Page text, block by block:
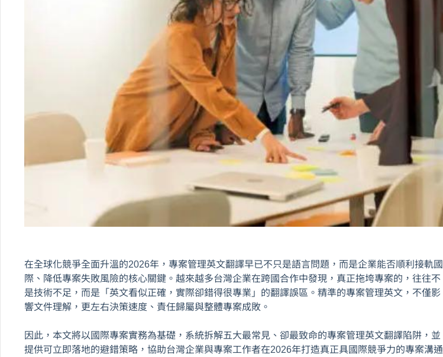
在全球化競爭全面升溫的2026年，專案管理英文翻譯早已不只是語言問題，而是企業能否順利接軌國
際、降低專案失敗風險的核心關鍵。越來越多台灣企業在跨國合作中發現，真正拖垮專案的，往往不
是技術不足，而是「英文看似正確，實際卻錯得很專業」的翻譯誤區。精準的專案管理英文，不僅影
響文件理解，更左右決策速度、責任歸屬與整體專案成敗。
因此，本文將以國際專案實務為基礎，系統拆解五大最常見、卻最致命的專案管理英文翻譯陷阱，並
提供可立即落地的避錯策略，協助台灣企業與專案工作者在2026年打造真正具國際競爭力的專案溝通